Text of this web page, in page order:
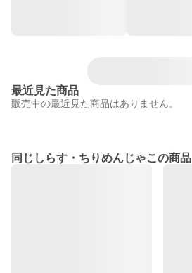
最近見た商品
販売中の最近見た商品はありません。
同じしらす・ちりめんじゃこの商品